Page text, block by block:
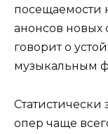
посещаемости
анонсов новых
говорит о
музыкальным
Статистически
опер чаще